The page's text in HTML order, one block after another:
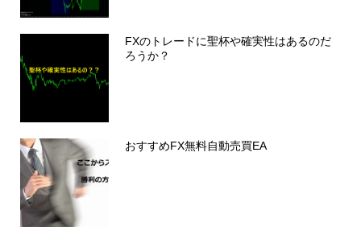
FXのトレードに聖杯や確実性はあるのだ
ろうか？
おすすめFX無料自動売買EA